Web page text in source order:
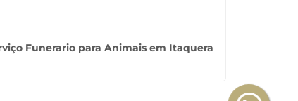
Funerario para Animais em Itaquera